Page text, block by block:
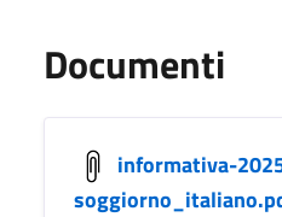
Documenti
informativa-